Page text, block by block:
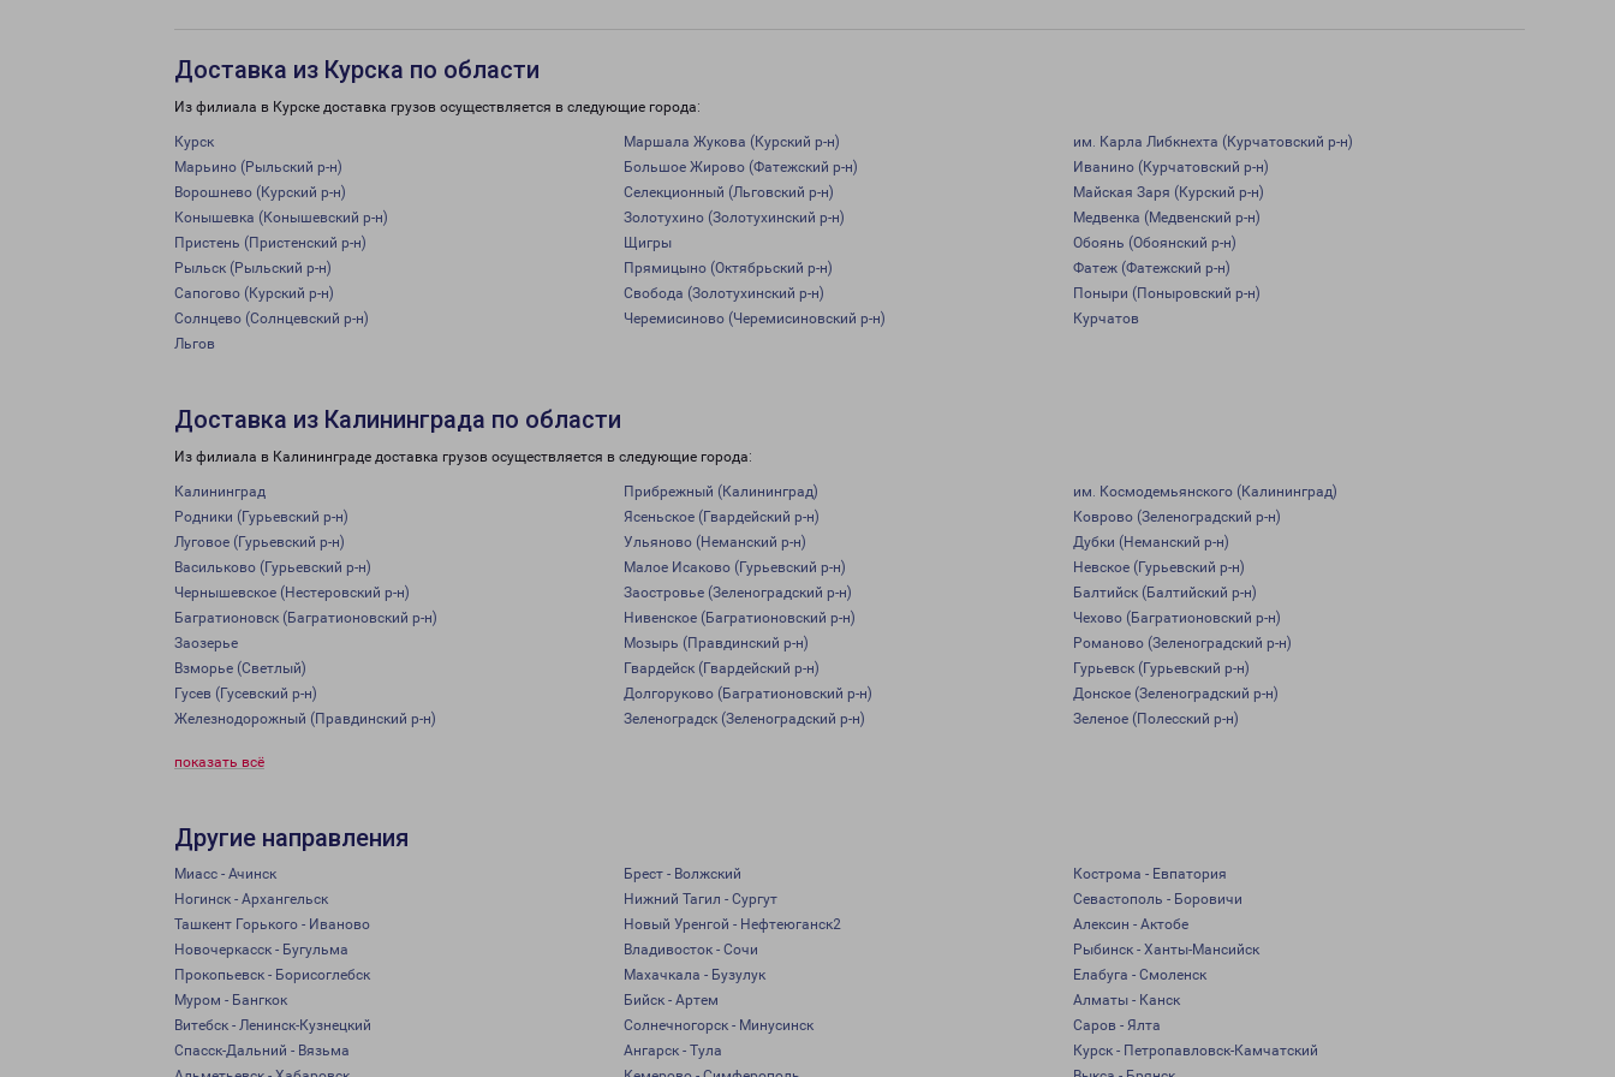
Доставка из Курска по области
Из филиала в Курске доставка грузов осуществляется в следующие города:
Курск Маршала Жукова (Курский р-н)
им. Карла Либкнехта (Курчатовский р-н)
Марьино (Рыльский р-н)
Большое Жирово (Фатежский р-н)
Иванино (Курчатовский р-н)
Ворошнево (Курский р-н)
Селекционный (Льговский р-н)
Майская Заря (Курский р-н)
Конышевка (Конышевский р-н)
Золотухино (Золотухинский р-н)
Медвенка (Медвенский р-н)
Пристень (Пристенский р-н)
Щигры
Обоянь (Обоянский р-н)
Рыльск (Рыльский р-н)
Прямицыно (Октябрьский р-н)
Фатеж (Фатежский р-н)
Сапогово (Курский р-н)
Свобода (Золотухинский р-н)
Поныри (Поныровский р-н)
Солнцево (Солнцевский р-н)
Черемисиново (Черемисиновский р-н)
Курчатов
Льгов
Доставка из Калининграда по области
Из филиала в Калининграде доставка грузов осуществляется в следующие города:
Калининград Прибрежный (Калининград)
им. Космодемьянского (Калининград)
Родники (Гурьевский р-н)
Ясеньское (Гвардейский р-н)
Коврово (Зеленоградский р-н)
Луговое (Гурьевский р-н)
Ульяново (Неманский р-н)
Дубки (Неманский р-н)
Васильково (Гурьевский р-н)
Малое Исаково (Гурьевский р-н)
Невское (Гурьевский р-н)
Чернышевское (Нестеровский р-н)
Заостровье (Зеленоградский р-н)
Балтийск (Балтийский р-н)
Багратионовск (Багратионовский р-н)
Нивенское (Багратионовский р-н)
Чехово (Багратионовский р-н)
Заозерье
Мозырь (Правдинский р-н)
Романово (Зеленоградский р-н)
Взморье (Светлый)
Гвардейск (Гвардейский р-н)
Гурьевск (Гурьевский р-н)
Гусев (Гусевский р-н)
Долгоруково (Багратионовский р-н)
Донское (Зеленоградский р-н)
Железнодорожный (Правдинский р-н)
Зеленоградск (Зеленоградский р-н) Зеленое (Полесский р-н)
показать всё
Другие направления
Миасс - Ачинск Брест - Волжский
Кострома - Евпатория
Ногинск - Архангельск
Нижний Тагил - Сургут
Севастополь - Боровичи
Ташкент Горького - Иваново
Новый Уренгой - Нефтеюганск2
Алексин - Актобе
Новочеркасск - Бугульма
Владивосток - Сочи
Рыбинск - Ханты-Мансийск
Прокопьевск - Борисоглебск
Махачкала - Бузулук
Елабуга - Смоленск
Муром - Бангкок
Бийск - Артем
Алматы - Канск
Витебск - Ленинск-Кузнецкий
Солнечногорск - Минусинск
Саров - Ялта
Спасск-Дальний - Вязьма
Ангарск - Тула
Курск - Петропавловск-Камчатский